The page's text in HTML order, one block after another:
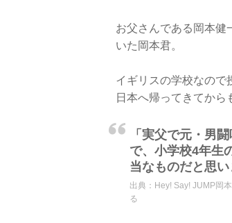
お父さんである岡本健
いた岡本君。
イギリスの学校なので
日本へ帰ってきてから
「実父で元・男
で、小学校4年生
当なものだと思
出典： Hey! Say! JUMP岡
る